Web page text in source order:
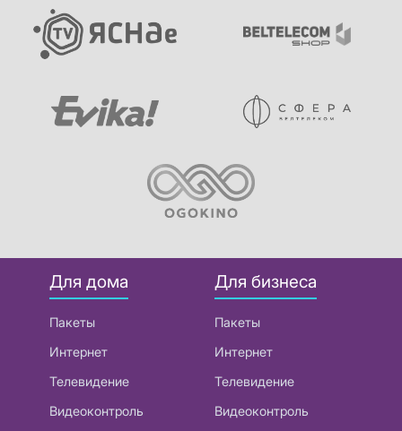
Для дома
Пакеты
Интернет
Телевидение
Видеоконтроль
Для бизнеса
Пакеты
Интернет
Телевидение
Видеоконтроль